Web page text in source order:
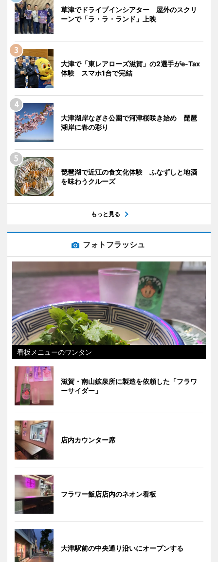
草津でドライブインシアター 屋外のスクリ
ーンで「ラ・ラ・ランド」上映
大津で「東レアローズ滋賀」の2選手がe-Tax
体験 スマホ1台で完結
大津湖岸なぎさ公園で河津桜咲き始め 琵琶
湖岸に春の彩り
琵琶湖で近江の食文化体験 ふなずしと地酒
を味わうクルーズ
もっと見る
フォトフラッシュ
看板メニューのワンタン
滋賀・南山鉱泉所に製造を依頼した「フラワ
ーサイダー」
店内カウンター席
フラワー飯店店内のネオン看板
大津駅前の中央通り沿いにオープンする